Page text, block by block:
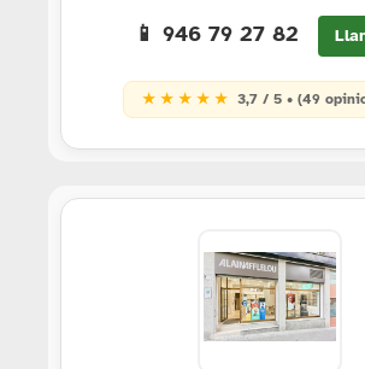
📱 946 79 27 82
★ ★ ★ ★ ★ 3,7 / 5 • (49